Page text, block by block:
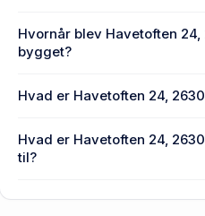
Enhedens BBR-areal er 132
2630 Taastrup.
Hvornår blev Havetoften
bygget?
Hvad er Havetoften 24,
Taastrup senest blev handlet
Hvad er Havetoften 24,
til?